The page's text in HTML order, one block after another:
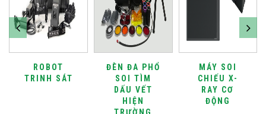
ROBOT
TRINH SÁT
ĐÈN ĐA PHỔ
SOI TÌM
DẤU VẾT
HIỆN
MÁY SOI
CHIẾU X-
RAY CƠ
ĐỘNG